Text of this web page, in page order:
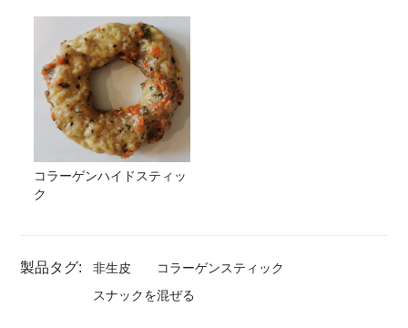
コラーゲンハイドスティッ
ク
製品タグ: 非生皮
コラーゲンスティック
スナックを混ぜる